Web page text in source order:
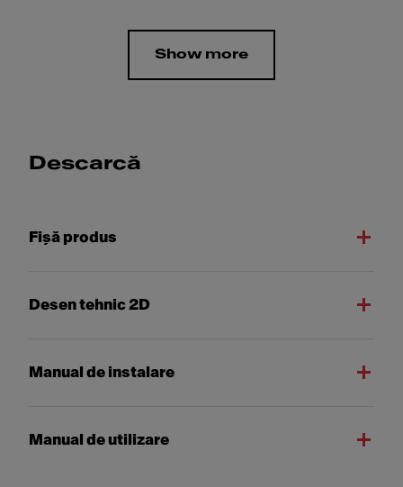
Show more
Descarcă
Fişă produs
Desen tehnic 2D
Manual de instalare
Manual de utilizare